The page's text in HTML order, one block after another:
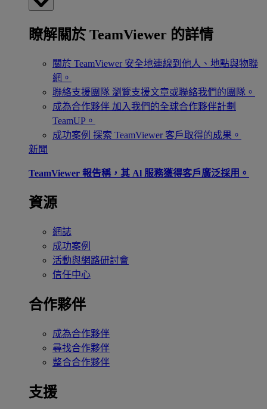
瞭解關於 TeamViewer 的詳情
關於 TeamViewer 安全地連線到他人、地點與物聯
網。
聯絡支援團隊 瀏覽支援文章或聯絡我們的團隊。
成為合作夥伴 加入我們的全球合作夥伴計劃
TeamUP。
成功案例 探索 TeamViewer 客戶取得的成果。
新聞
TeamViewer 報告稱，其 Al 服務獲得客戶廣泛採用。
資源
網誌
成功案例
活動與網路研討會
信任中心
合作夥伴
成為合作夥伴
尋找合作夥伴
整合合作夥伴
支援